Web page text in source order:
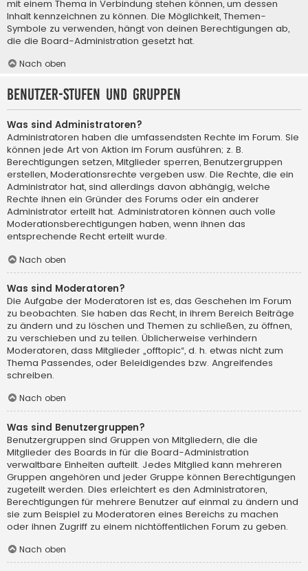
mit einem Thema in Verbindung stehen können, um dessen
Inhalt kennzeichnen zu können. Die Möglichkeit, Themen-
Symbole zu verwenden, hängt von deinen Berechtigungen ab,
die die Board-Administration gesetzt hat.
Nach oben
Benutzer-Stufen und Gruppen
Was sind Administratoren?
Administratoren haben die umfassendsten Rechte im Forum. Sie
können jede Art von Aktion im Forum ausführen; z. B.
Berechtigungen setzen, Mitglieder sperren, Benutzergruppen
erstellen, Moderationsrechte vergeben usw. Die Rechte, die ein
Administrator hat, sind allerdings davon abhängig, welche
Rechte ihnen ein Gründer des Forums oder ein anderer
Administrator erteilt hat. Administratoren können auch volle
Moderationsberechtigungen haben, wenn ihnen das
entsprechende Recht erteilt wurde.
Nach oben
Was sind Moderatoren?
Die Aufgabe der Moderatoren ist es, das Geschehen im Forum
zu beobachten. Sie haben das Recht, in ihrem Bereich Beiträge
zu ändern und zu löschen und Themen zu schließen, zu öffnen,
zu verschieben und zu teilen. Üblicherweise verhindern
Moderatoren, dass Mitglieder „offtopic“, d. h. etwas nicht zum
Thema Passendes, oder Beleidigendes bzw. Angreifendes
schreiben.
Nach oben
Was sind Benutzergruppen?
Benutzergruppen sind Gruppen von Mitgliedern, die die
Mitglieder des Boards in für die Board-Administration
verwaltbare Einheiten aufteilt. Jedes Mitglied kann mehreren
Gruppen angehören und jeder Gruppe können Berechtigungen
zugeteilt werden. Dies erleichtert es den Administratoren,
Berechtigungen für mehrere Benutzer auf einmal zu ändern und
sie zum Beispiel zu Moderatoren eines Bereichs zu machen
oder ihnen Zugriff zu einem nichtöffentlichen Forum zu geben.
Nach oben